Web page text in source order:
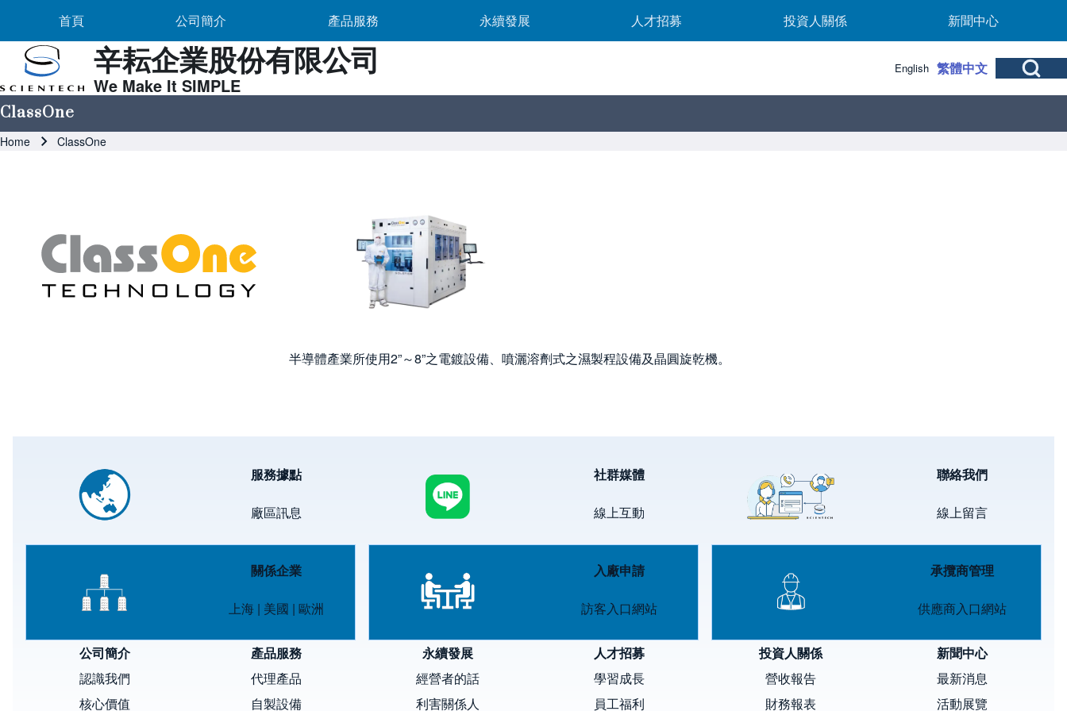
Skip to header
Skip to main navigation
Skip to main content
Search
Main navigation
首頁 公司簡介公司簡介 sub-navigation產品服務產品服務 sub-navigation永續發展永續發展 sub-navigation人才招募人才招募 sub-navigation投資人關係投資人關係 sub-navigation新聞中心新聞中心 sub-
Open Search
English 繁體中文
辛耘企業股份有限公司
We Make It SIMPLE
ClassOne
Breadcrumb
Home ClassOne
半導體產業所使用2”～8”之電鍍設備、噴灑溶劑式之濕製程設備及晶圓旋乾機。
服務據點
廠區訊息
社群媒體
線上互動
聯絡我們
線上留言
關係企業
上海| 美國 | 歐洲
入廠申請
訪客入口網站
承攬商管理
供應商入口網站
公司簡介
認識我們
核心價值
產品服務
代理產品
自製設備
永續發展
經營者的話
利害關係人
人才招募
學習成長
員工福利
投資人關係
營收報告
財務報表
新聞中心
最新消息
活動展覽